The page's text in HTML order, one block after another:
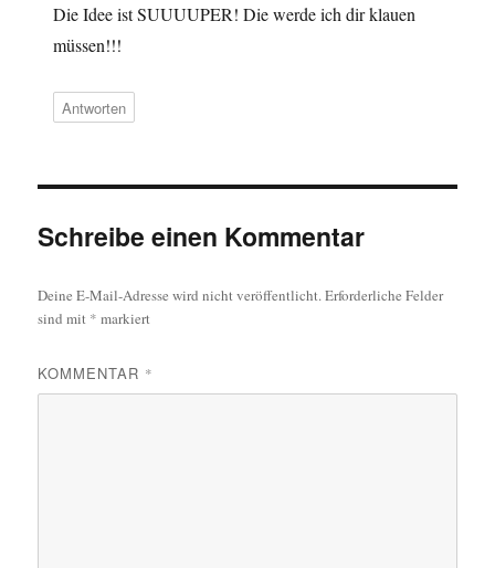
Die Idee ist SUUUUPER! Die werde ich dir klauen
müssen!!!
Antworten
Schreibe einen Kommentar
Deine E-Mail-Adresse wird nicht veröffentlicht. Erforderliche Felder
sind mit * markiert
KOMMENTAR *